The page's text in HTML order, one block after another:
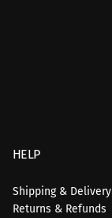
HELP
Shipping & Delivery
Returns & Refunds